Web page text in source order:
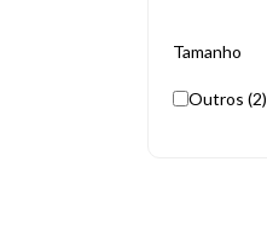
Tamanho
Outros (2)